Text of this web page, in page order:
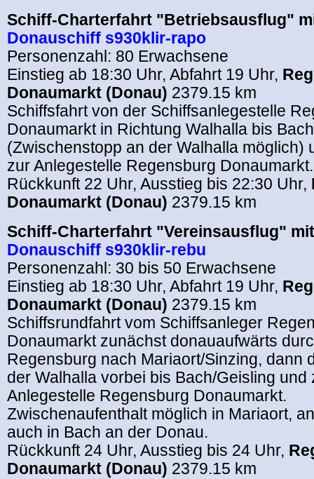
Schiff-Charterfahrt "Betriebsausflug"
Donauschiff s930klir-rapo
Personenzahl: 80 Erwachsene
Einstieg ab 18:30 Uhr, Abfahrt 19 Uhr,
Donaumarkt (Donau) 2379.15 km
Schiffsfahrt von der Schiffsanlegestelle
Donaumarkt in Richtung Walhalla bis
(Zwischenstopp an der Walhalla möglich)
zur Anlegestelle Regensburg Donaumarkt.
Rückkunft 22 Uhr, Ausstieg bis 22:30 Uhr,
Donaumarkt (Donau) 2379.15 km
Schiff-Charterfahrt "Vereinsausflug"
Donauschiff s930klir-rebu
Personenzahl: 30 bis 50 Erwachsene
Einstieg ab 18:30 Uhr, Abfahrt 19 Uhr,
Donaumarkt (Donau) 2379.15 km
Schiffsrundfahrt vom Schiffsanleger
Donaumarkt zunächst donauaufwärts
Regensburg nach Mariaort/Sinzing, dann
der Walhalla vorbei bis Bach/Geisling und
Anlegestelle Regensburg Donaumarkt.
Zwischenaufenthalt möglich in Mariaort,
auch in Bach an der Donau.
Rückkunft 24 Uhr, Ausstieg bis 24 Uhr,
Donaumarkt (Donau) 2379.15 km